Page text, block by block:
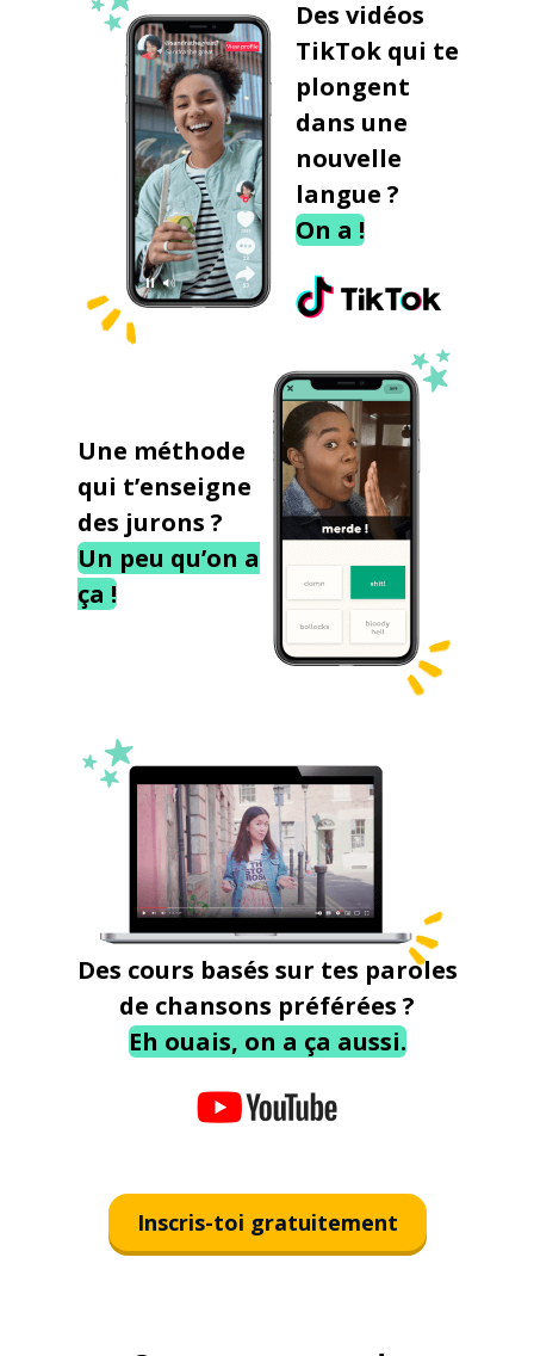
Des vidéos
TikTok qui te
plongent
dans une
nouvelle
langue ?
On a !
Une méthode
qui t’enseigne
des jurons ?
Un peu qu’on a
ça !
Des cours basés sur tes paroles
de chansons préférées ?
Eh ouais, on a ça aussi.
Inscris-toi gratuitement